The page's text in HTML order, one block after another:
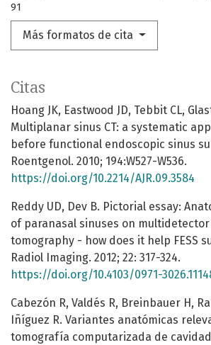
91
Más formatos de cita
Citas
Hoang JK, Eastwood JD, Tebbit CL,
Multiplanar sinus CT: a systematic
before functional endoscopic sinus
Roentgenol. 2010; 194:W527-W536.
https://doi.org/10.2214/AJR.09.3584
Reddy UD, Dev B. Pictorial essay:
of paranasal sinuses on
tomography - how does it help FESS
Radiol Imaging. 2012; 22: 317-324.
https://doi.org/10.4103/0971-
Cabezón R, Valdés R, Breinbauer H,
Iñíguez R. Variantes anatómicas
tomografía computarizada de